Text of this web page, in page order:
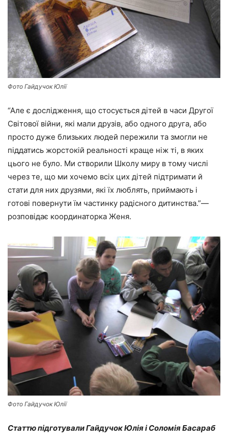
Фото Гайдучок Юлії
“Але є дослідження, що стосується дітей в часи Другої
Світової війни, які мали друзів, або одного друга, або
просто дуже близьких людей пережили та змогли не
піддатись жорстокій реальності краще ніж ті, в яких
цього не було. Ми створили Школу миру в тому числі
через те, що ми хочемо всіх цих дітей підтримати й
стати для них друзями, які їх люблять, приймають і
готові повернути їм частинку радісного дитинства.”—
розповідає координаторка Женя.
Фото Гайдучок Юлії
Статтю підготували Гайдучок Юлія і Соломія Басараб